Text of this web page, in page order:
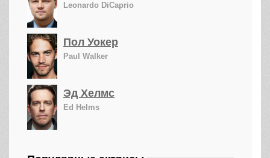
Leonardo DiCaprio
Пол Уокер
Paul Walker
Эд Хелмс
Ed Helms